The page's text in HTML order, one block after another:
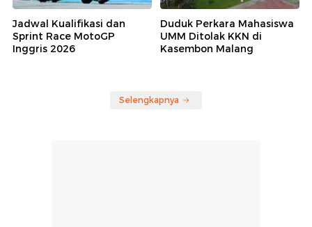
Jadwal Kualifikasi dan
Sprint Race MotoGP
Inggris 2026
Duduk Perkara Mahasiswa
UMM Ditolak KKN di
Kasembon Malang
Selengkapnya